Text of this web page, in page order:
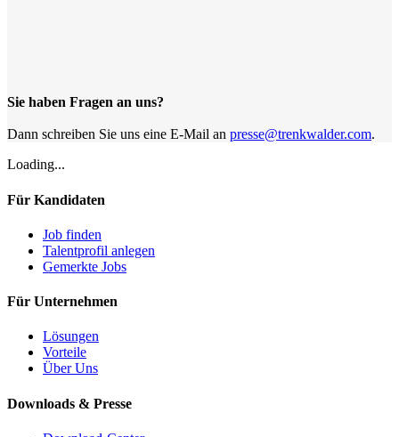
Sie haben Fragen an uns?
Dann schreiben Sie uns eine E-Mail an presse@trenkwalder.com.
Loading...
Für Kandidaten
Job finden
Talentprofil anlegen
Gemerkte Jobs
Für Unternehmen
Lösungen
Vorteile
Über Uns
Downloads & Presse